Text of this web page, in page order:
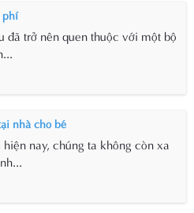
phí
đã trở nên quen thuộc với một bộ
nhà cho bé
nay, chúng ta không còn xa